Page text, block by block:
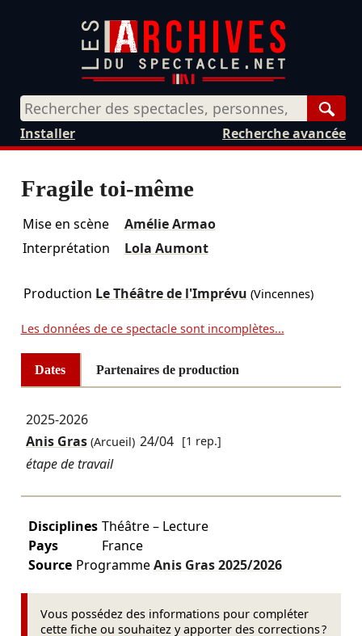
Recherche avancée
Installer
Fragile toi-même
Mise en scène
Amélie Armao
Interprétation
Lola Aumont
Production Le Théâtre de l'Imprévu (Vincennes)
Les données de ce spectacle sont incomplètes...
Dates Partenaires de production
2025-2026
Anis Gras(Arcueil) 24/04 [1 rep.]
étape de travail
Disciplines Théâtre – Lecture
Pays
France
Source ProgrammeAnis Gras2025/2026
Vous possédez des informations pour compléter
cette fiche ou souhaitez y apporter des corrections ?